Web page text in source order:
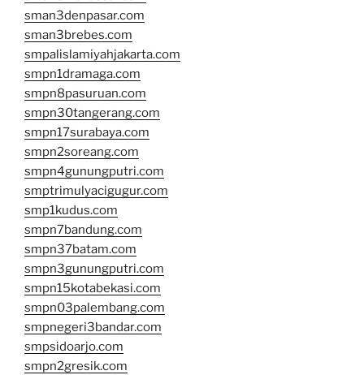
sman3denpasar.com
sman3brebes.com
smpalislamiyahjakarta.com
smpn1dramaga.com
smpn8pasuruan.com
smpn30tangerang.com
smpn17surabaya.com
smpn2soreang.com
smpn4gunungputri.com
smptrimulyacigugur.com
smp1kudus.com
smpn7bandung.com
smpn37batam.com
smpn3gunungputri.com
smpn15kotabekasi.com
smpn03palembang.com
smpnegeri3bandar.com
smpsidoarjo.com
smpn2gresik.com